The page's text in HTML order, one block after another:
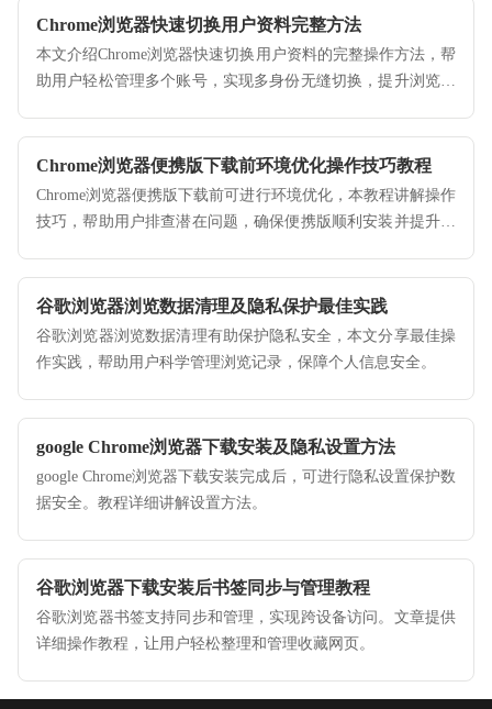
Chrome浏览器快速切换用户资料完整方法
本文介绍Chrome浏览器快速切换用户资料的完整操作方法，帮
助用户轻松管理多个账号，实现多身份无缝切换，提升浏览便
Chrome浏览器便携版下载前环境优化操作技巧教程
Chrome浏览器便携版下载前可进行环境优化，本教程讲解操作
技巧，帮助用户排查潜在问题，确保便携版顺利安装并提升运
谷歌浏览器浏览数据清理及隐私保护最佳实践
谷歌浏览器浏览数据清理有助保护隐私安全，本文分享最佳操
作实践，帮助用户科学管理浏览记录，保障个人信息安全。
google Chrome浏览器下载安装及隐私设置方法
google Chrome浏览器下载安装完成后，可进行隐私设置保护数
据安全。教程详细讲解设置方法。
谷歌浏览器下载安装后书签同步与管理教程
谷歌浏览器书签支持同步和管理，实现跨设备访问。文章提供
详细操作教程，让用户轻松整理和管理收藏网页。